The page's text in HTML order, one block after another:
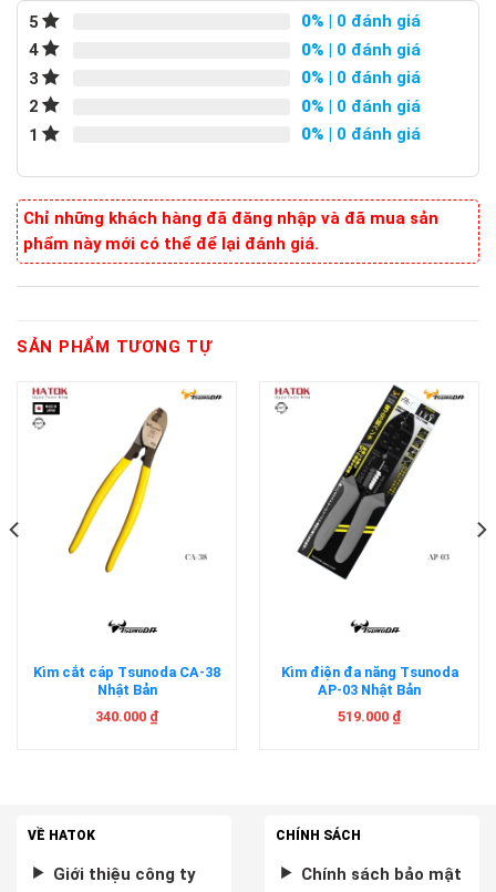
5 0% | 0 đánh giá
4
0% | 0 đánh giá
3
0% | 0 đánh giá
2
0% | 0 đánh giá
1
0% | 0 đánh giá
Chỉ những khách hàng đã đăng nhập và đã mua sản
phẩm này mới có thể để lại đánh giá.
SẢN PHẨM TƯƠNG TỰ
Kìm cắt cáp Tsunoda CA-38
Nhật Bản
340.000 ₫
Kìm điện đa năng Tsunoda
AP-03 Nhật Bản
519.000 ₫
VỀ HATOK
Giới thiệu công ty
CHÍNH SÁCH
Chính sách bảo mật